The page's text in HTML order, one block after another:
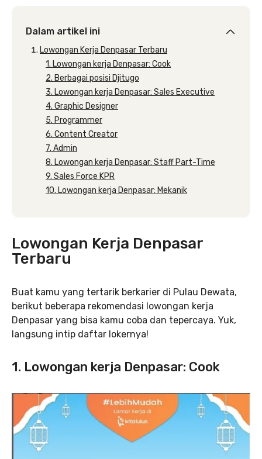
Dalam artikel ini
Lowongan Kerja Denpasar Terbaru
1. Lowongan kerja Denpasar: Cook
2. Berbagai posisi Djitugo
3. Lowongan kerja Denpasar: Sales Executive
4. Graphic Designer
5. Programmer
6. Content Creator
7. Admin
8. Lowongan kerja Denpasar: Staff Part-Time
9. Sales Force KPR
10. Lowongan kerja Denpasar: Mekanik
Lowongan Kerja Denpasar
Terbaru
Buat kamu yang tertarik berkarier di Pulau Dewata,
berikut beberapa rekomendasi lowongan kerja
Denpasar yang bisa kamu coba dan tepercaya. Yuk,
langsung intip daftar lokernya!
1. Lowongan kerja Denpasar: Cook